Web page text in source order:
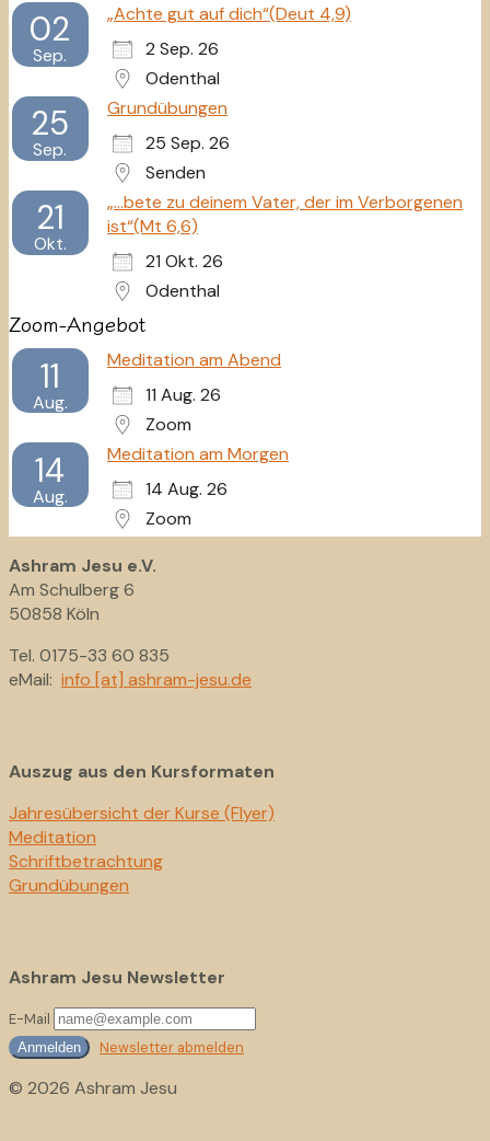
02
Sep.
„Achte gut auf dich“(Deut 4,9)
2 Sep. 26
Odenthal
25
Sep.
Grundübungen
25 Sep. 26
Senden
21
Okt.
„...bete zu deinem Vater, der im Verborgenen
ist“(Mt 6,6)
21 Okt. 26
Odenthal
Zoom-Angebot
11
Aug.
Meditation am Abend
11 Aug. 26
Zoom
14
Aug.
Meditation am Morgen
14 Aug. 26
Zoom
Ashram Jesu e.V.
Am Schulberg 6
50858 Köln
Tel. 0175-33 60 835
eMail: info [at] ashram-jesu.de
Auszug aus den Kursformaten
Jahresübersicht der Kurse (Flyer)
Meditation
Schriftbetrachtung
Grundübungen
Ashram Jesu Newsletter
E-Mail
Anmelden Newsletter abmelden
© 2026 Ashram Jesu